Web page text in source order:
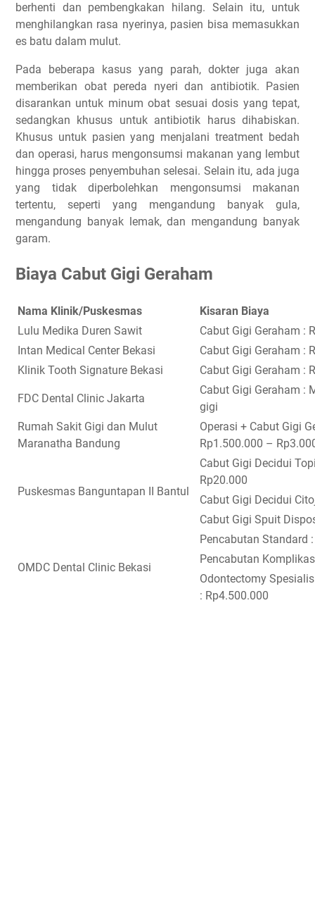
berhenti dan pembengkakan hilang. Selain itu, untuk
menghilangkan rasa nyerinya, pasien bisa memasukkan
es batu dalam mulut.
Pada beberapa kasus yang parah, dokter juga akan
memberikan obat pereda nyeri dan antibiotik. Pasien
disarankan untuk minum obat sesuai dosis yang tepat,
sedangkan khusus untuk antibiotik harus dihabiskan.
Khusus untuk pasien yang menjalani treatment bedah
dan operasi, harus mengonsumsi makanan yang lembut
hingga proses penyembuhan selesai. Selain itu, ada juga
yang tidak diperbolehkan mengonsumsi makanan
tertentu, seperti yang mengandung banyak gula,
mengandung banyak lemak, dan mengandung banyak
garam.
Biaya Cabut Gigi Geraham
Nama Klinik/Puskesmas
Kisaran Biaya
Lulu Medika Duren Sawit
Cabut Gigi Geraham :
Intan Medical Center Bekasi
Cabut Gigi Geraham :
Klinik Tooth Signature Bekasi
Cabut Gigi Geraham :
FDC Dental Clinic Jakarta
Cabut Gigi Geraham :
gigi
Rumah Sakit Gigi dan Mulut
Maranatha Bandung
Operasi + Cabut Gigi
Rp1.500.000 –
Puskesmas Banguntapan II Bantul
Cabut Gigi Decidui
Rp20.000
Cabut Gigi Decidui
Cabut Gigi Spuit
OMDC Dental Clinic Bekasi
Pencabutan Standard
Pencabutan
Odontectomy
: Rp4.500.000